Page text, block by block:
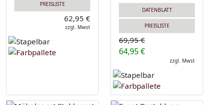
PREISLISTE
62,95 €
zzgl. Mwst
DATENBLATT
PREISLISTE
69,95 €
64,95 €
zzgl. Mwst